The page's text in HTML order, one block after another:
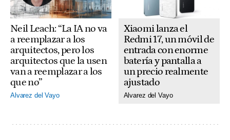
Neil Leach: “La IA no va
a reemplazar a los
arquitectos, pero los
arquitectos que la usen
van a reemplazar a los
que no”
Alvarez del Vayo
Xiaomi lanza el
Redmi 17, un móvil de
entrada con enorme
batería y pantalla a
un precio realmente
ajustado
Alvarez del Vayo